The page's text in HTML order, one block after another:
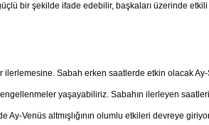
bir şekilde ifade edebilir, başkaları üzerinde
Sabah erken saatlerde etkin olacak Ay-
yaşayabiliriz. Sabahın ilerleyen
Venüs altmışlığının olumlu etkileri devreye